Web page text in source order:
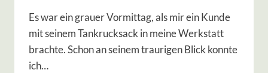
Es war ein grauer Vormittag, als mir ein Kunde
mit seinem Tankrucksack in meine Werkstatt
brachte. Schon an seinem traurigen Blick konnte
ich…